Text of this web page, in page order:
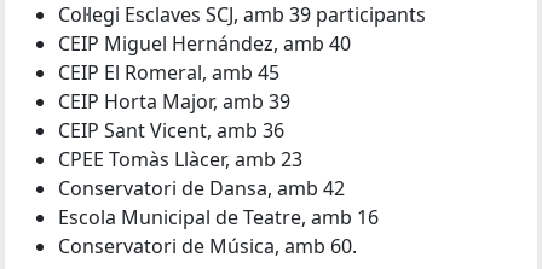
Col·legi Esclaves SCJ, amb 39 participants
CEIP Miguel Hernández, amb 40
CEIP El Romeral, amb 45
CEIP Horta Major, amb 39
CEIP Sant Vicent, amb 36
CPEE Tomàs Llàcer, amb 23
Conservatori de Dansa, amb 42
Escola Municipal de Teatre, amb 16
Conservatori de Música, amb 60.